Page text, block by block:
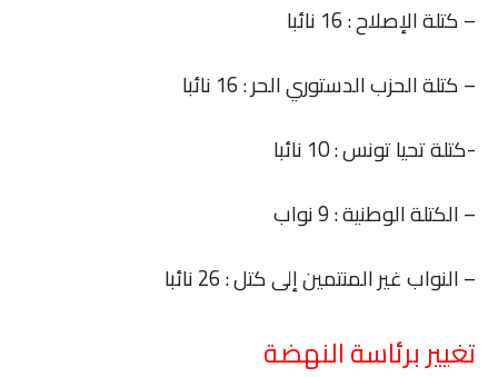
– كتلة الإصلاح : 16 نائبا
– كتلة الحزب الدستوري الحر : 16 نائبا
-كتلة تحيا تونس : 10 نائبا
– الكتلة الوطنية : 9 نواب
– النواب غير المنتمين إلى كتل : 26 نائبا
تغيير برئاسة النهضة